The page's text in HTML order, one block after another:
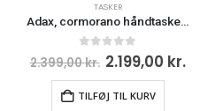
TASKER
Adax, cormorano håndtaske, Elea, sort
0 ud af 5
2.399,00kr. 2.199,00 kr.
TILFØJ TIL KURV